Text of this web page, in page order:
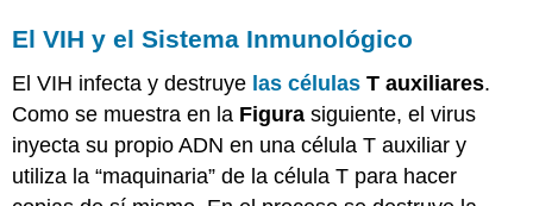
El VIH y el Sistema Inmunológico
El VIH infecta y destruye las células T auxiliares.
Como se muestra en la Figura siguiente, el virus
inyecta su propio ADN en una célula T auxiliar y
utiliza la “maquinaria” de la célula T para hacer